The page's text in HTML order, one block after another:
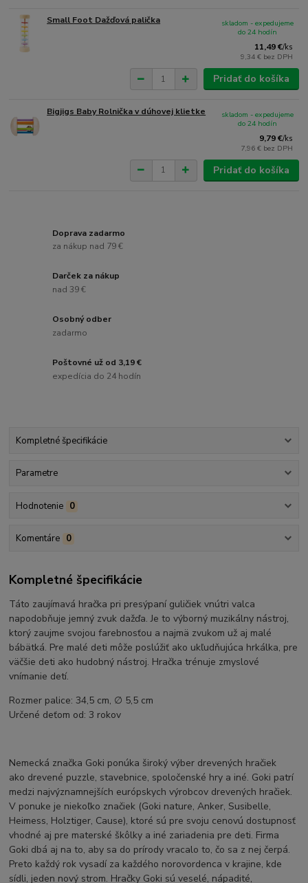
Small Foot Dažďová palička
11,49 €/ks
9,34 € bez DPH
skladom - expedujeme
do 24 hodín
Pridať do košíka
Bigjigs Baby Rolnička v dúhovej klietke
9,79 €/ks
7,96 € bez DPH
skladom - expedujeme
do 24 hodín
Pridať do košíka
Doprava zadarmo
za nákup nad 79 €
Darček za nákup
nad 39 €
Osobný odber
zadarmo
Poštovné už od 3,19 €
expedícia do 24 hodín
Kompletné špecifikácie
Parametre
Hodnotenie 0
Komentáre 0
Kompletné špecifikácie
Táto zaujímavá hračka pri presýpaní guličiek vnútri valca
napodobňuje jemný zvuk dažďa. Je to výborný muzikálny nástroj,
ktorý zaujme svojou farebnosťou a najmä zvukom už aj malé
bábätká. Pre malé deti môže poslúžiť ako ukľudňujúca hrkálka, pre
väčšie deti ako hudobný nástroj. Hračka trénuje zmyslové
vnímanie detí.
Rozmer palice: 34,5 cm, ∅ 5,5 cm
Určené deťom od: 3 rokov
Nemecká značka Goki ponúka široký výber drevených hračiek
ako drevené puzzle, stavebnice, spoločenské hry a iné. Goki patrí
medzi najvýznamnejších európskych výrobcov drevených hračiek.
V ponuke je niekoľko značiek (Goki nature, Anker, Susibelle,
Heimess, Holztiger, Cause), ktoré sú pre svoju cenovú dostupnosť
vhodné aj pre materské škôlky a iné zariadenia pre deti. Firma
Goki dbá aj na to, aby sa do prírody vracalo to, čo sa z nej čerpá.
Preto každý rok vysadí za každého norovordenca v krajine, kde
sídli, jeden nový strom. Hračky Goki sú veselé, nápadité,